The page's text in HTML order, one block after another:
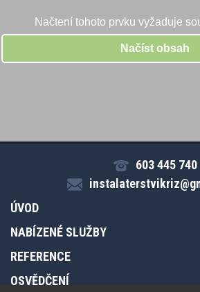
603 445 740
ÚVOD
NABÍZENÉ SLUŽBY
REFERENCE
OSVĚDČENÍ